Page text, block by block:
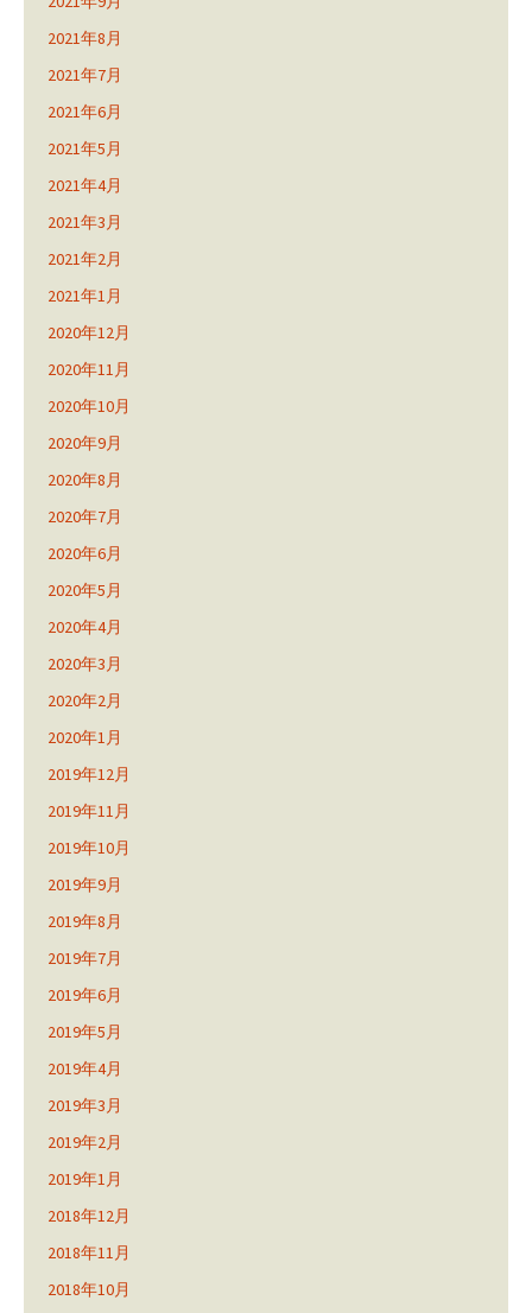
2021年8月
2021年7月
2021年6月
2021年5月
2021年4月
2021年3月
2021年2月
2021年1月
2020年12月
2020年11月
2020年10月
2020年9月
2020年8月
2020年7月
2020年6月
2020年5月
2020年4月
2020年3月
2020年2月
2020年1月
2019年12月
2019年11月
2019年10月
2019年9月
2019年8月
2019年7月
2019年6月
2019年5月
2019年4月
2019年3月
2019年2月
2019年1月
2018年12月
2018年11月
2018年10月